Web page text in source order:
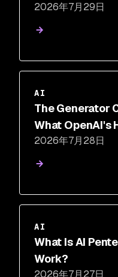
2026年7月29日
AI
The Generator
What OpenAI's
Proves About AI
2026年7月28日
AI
What Is AI
Work?
2026年7月27日